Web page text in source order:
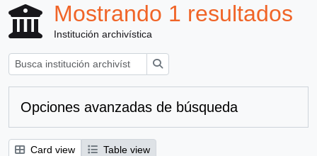
Mostrando 1 resultados
Institución archivística
Opciones avanzadas de búsqueda
Card view
Table view